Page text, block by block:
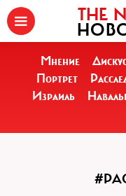
THE
Мнение
Портрет
Израиль